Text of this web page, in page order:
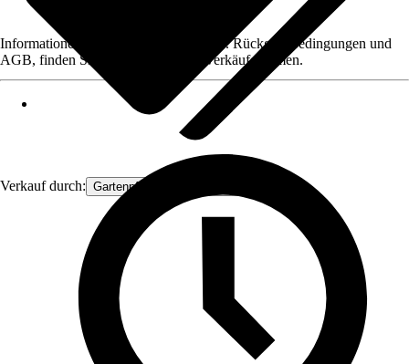
Verkauf durch: Gartenpflanzen Ammerland
Informationen des Verkäufers, wie z. B. Rückgabebedingungen und
AGB, finden Sie bei Klick auf den Verkäufernamen.